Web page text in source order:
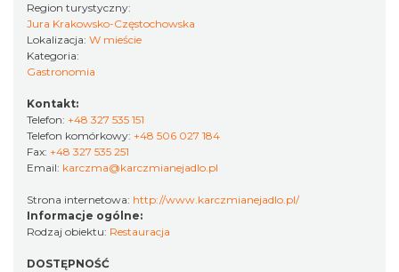
Region turystyczny:
Jura Krakowsko-Częstochowska
Lokalizacja: W mieście
Kategoria:
Gastronomia
Kontakt:
Telefon: +48 327 535 151
Telefon komórkowy: +48 506 027 184
Fax: +48 327 535 251
Email: karczma@karczmianejadlo.pl
Strona internetowa: http://www.karczmianejadlo.pl/
Informacje ogólne:
Rodzaj obiektu: Restauracja
DOSTĘPNOŚĆ